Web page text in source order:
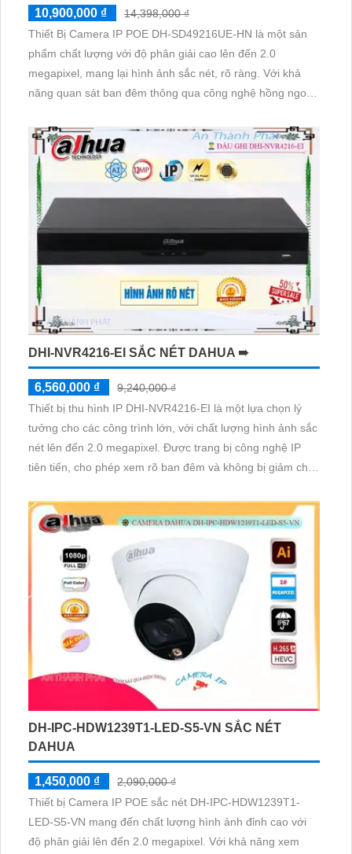
10,900,000 ₫
14,398,000 ₫
Thiết Bị Camera IP POE DH-SD49216UE-HN là một sản
phẩm chất lượng với độ phân giải cao lên đến 2.0
megapixel, mang lại hình ảnh sắc nét, rõ ràng. Với khả
năng quan sát ban đêm thông qua công nghệ hồng ngoại
dụng công nghệ IP POE tiên tiến, giúp truyền tải tín hiệu
mạng một cách ổn định và không giảm chất lượng
DHI-NVR4216-EI SẮC NÉT DAHUA ➠
6,560,000 ₫
9,240,000 ₫
Thiết bị thu hình IP DHI-NVR4216-EI là một lựa chọn lý
tưởng cho các công trình lớn, với chất lượng hình ảnh sắc
nét lên đến 2.0 megapixel. Được trang bị công nghệ IP
tiên tiến, cho phép xem rõ ban đêm và không bị giảm chất
RJ45, thiết bị này cũng hỗ trợ đầu ghi 16 kênh với công
nghệ AI, phù hợp cho mọi công trình hiện đại
DH-IPC-HDW1239T1-LED-S5-VN SẮC NÉT
DAHUA
1,450,000 ₫
2,090,000 ₫
Thiết bị Camera IP POE sắc nét DH-IPC-HDW1239T1-
LED-S5-VN mang đến chất lượng hình ảnh đỉnh cao với
độ phân giải lên đến 2.0 megapixel. Với khả năng xem